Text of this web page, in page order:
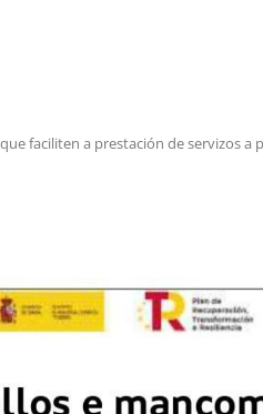
faciliten a prestación de servizos